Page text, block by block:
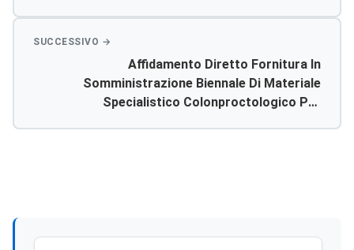
Affidamento Diretto Fornitura In
Somministrazione Biennale Di Materiale
Specialistico Colonproctologico Per